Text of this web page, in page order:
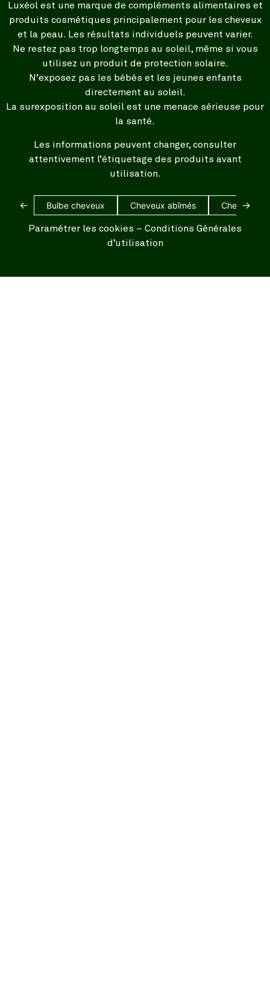
Luxéol est une marque de compléments alimentaires et
produits cosmétiques principalement pour les cheveux
et la peau. Les résultats individuels peuvent varier.
Ne restez pas trop longtemps au soleil, même si vous
utilisez un produit de protection solaire.
N’exposez pas les bébés et les jeunes enfants
directement au soleil.
La surexposition au soleil est une menace sérieuse pour
la santé.
Les informations peuvent changer, consulter
attentivement l’étiquetage des produits avant
utilisation.
← Bulbe cheveux Cheveux abîmés Cheveux
→
Paramétrer les cookies – Conditions Générales
d’utilisation